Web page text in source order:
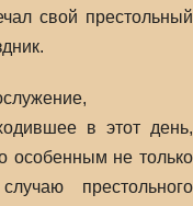
свой престольный
в этот день,
особенным не только
престольного